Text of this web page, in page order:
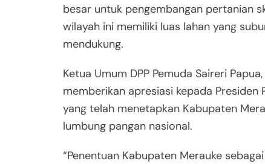
besar untuk pengembangan pertanian
wilayah ini memiliki luas lahan yang
mendukung.
Ketua Umum DPP Pemuda Saireri
memberikan apresiasi kepada Presiden
yang telah menetapkan Kabupaten
lumbung pangan nasional.
“Penentuan Kabupaten Merauke